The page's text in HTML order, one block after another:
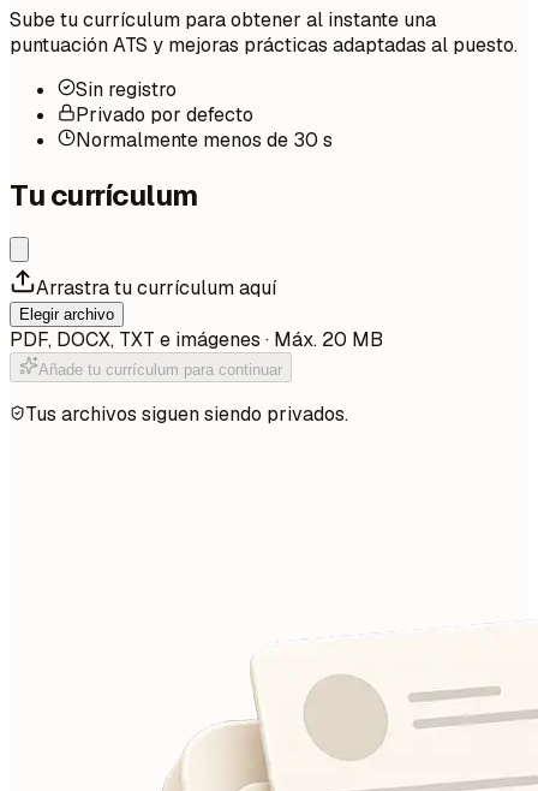
Sube tu currículum para obtener al instante una
puntuación ATS y mejoras prácticas adaptadas al puesto.
Sin registro
Privado por defecto
Normalmente menos de 30 s
Tu currículum
Arrastra tu currículum aquí
Elegir archivo
PDF, DOCX, TXT e imágenes · Máx. 20 MB
Añade tu currículum para continuar
Tus archivos siguen siendo privados.